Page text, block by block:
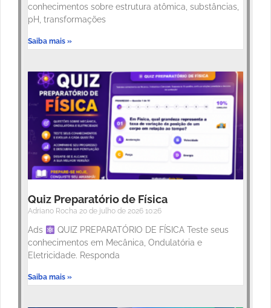
conhecimentos sobre estrutura atômica, substâncias,
pH, transformações
Saiba mais »
Quiz Preparatório de Física
Adriano Rocha 20 de julho de 2026 10:26
Ads
QUIZ PREPARATÓRIO DE FÍSICA Teste seus
conhecimentos em Mecânica, Ondulatória e
Eletricidade. Responda
Saiba mais »